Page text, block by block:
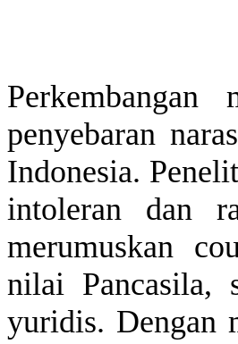
Perkembangan
penyebaran
Indonesia.
intoleran dan
merumuskan
nilai Pancasila,
yuridis. Dengan